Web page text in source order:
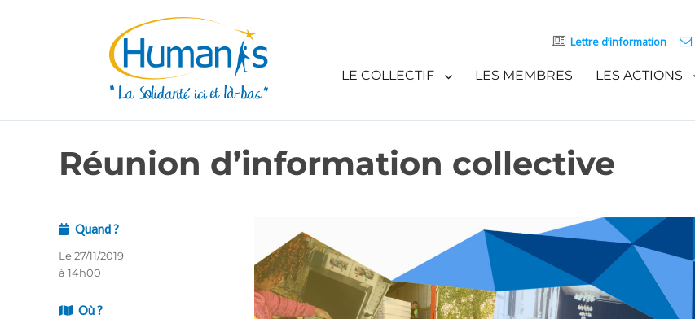
Lettre d’information
LE COLLECTIF LES MEMBRES LES ACTIONS
Réunion d’information collective
Quand ?
Le 27/11/2019
à 14h00
Où ?